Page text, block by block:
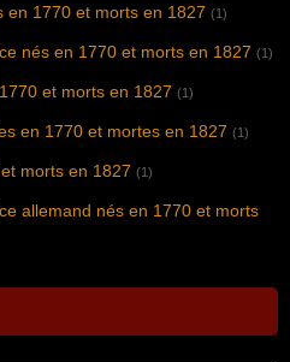
en 1770 et morts en 1827 (1)
nés en 1770 et morts en 1827 (1)
et morts en 1827 (1)
en 1770 et mortes en 1827 (1)
morts en 1827 (1)
allemand nés en 1770 et morts